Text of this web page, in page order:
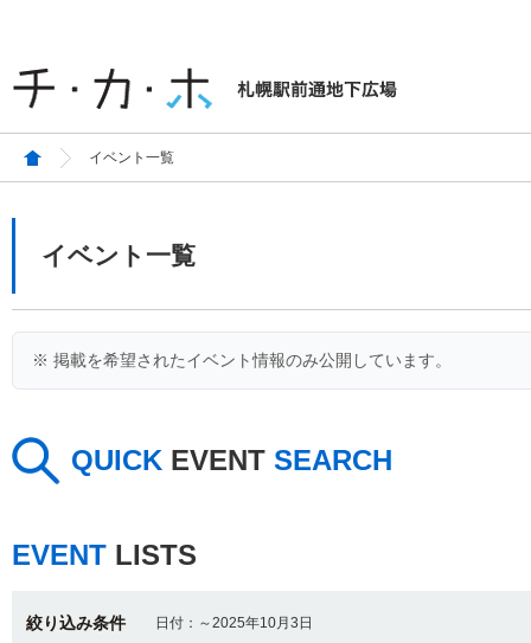
イベント一覧
イベント一覧
※ 掲載を希望されたイベント情報のみ公開しています。
QUICK EVENT SEARCH
EVENT LISTS
絞り込み条件 日付：～2025年10月3日